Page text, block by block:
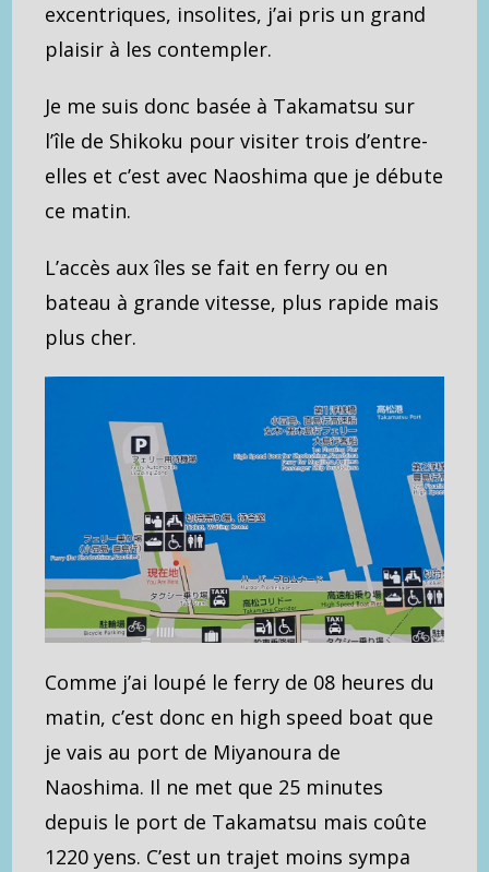
excentriques, insolites, j’ai pris un grand
plaisir à les contempler.
Je me suis donc basée à Takamatsu sur
l’île de Shikoku pour visiter trois d’entre-
elles et c’est avec Naoshima que je débute
ce matin.
L’accès aux îles se fait en ferry ou en
bateau à grande vitesse, plus rapide mais
plus cher.
Comme j’ai loupé le ferry de 08 heures du
matin, c’est donc en high speed boat que
je vais au port de Miyanoura de
Naoshima. Il ne met que 25 minutes
depuis le port de Takamatsu mais coûte
1220 yens. C’est un trajet moins sympa